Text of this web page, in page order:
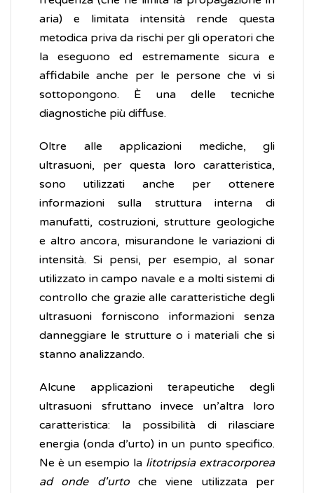
aria) e limitata intensità rende questa
metodica priva da rischi per gli operatori che
la eseguono ed estremamente sicura e
affidabile anche per le persone che vi si
sottopongono. È una delle tecniche
diagnostiche più diffuse.
Oltre alle applicazioni mediche, gli
ultrasuoni, per questa loro caratteristica,
sono utilizzati anche per ottenere
informazioni sulla struttura interna di
manufatti, costruzioni, strutture geologiche
e altro ancora, misurandone le variazioni di
intensità. Si pensi, per esempio, al sonar
utilizzato in campo navale e a molti sistemi di
controllo che grazie alle caratteristiche degli
ultrasuoni forniscono informazioni senza
danneggiare le strutture o i materiali che si
stanno analizzando.
Alcune applicazioni terapeutiche degli
ultrasuoni sfruttano invece un’altra loro
caratteristica: la possibilità di rilasciare
energia (onda d’urto) in un punto specifico.
Ne è un esempio la litotripsia extracorporea
ad onde d'urtoche viene utilizzata per